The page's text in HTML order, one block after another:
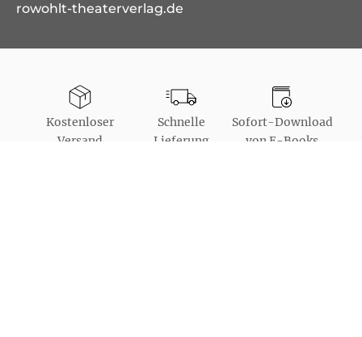
rowohlt-theaterverlag.de
Kostenloser
Versand
Schnelle
Lieferung
Sofort-Download
von E-Books